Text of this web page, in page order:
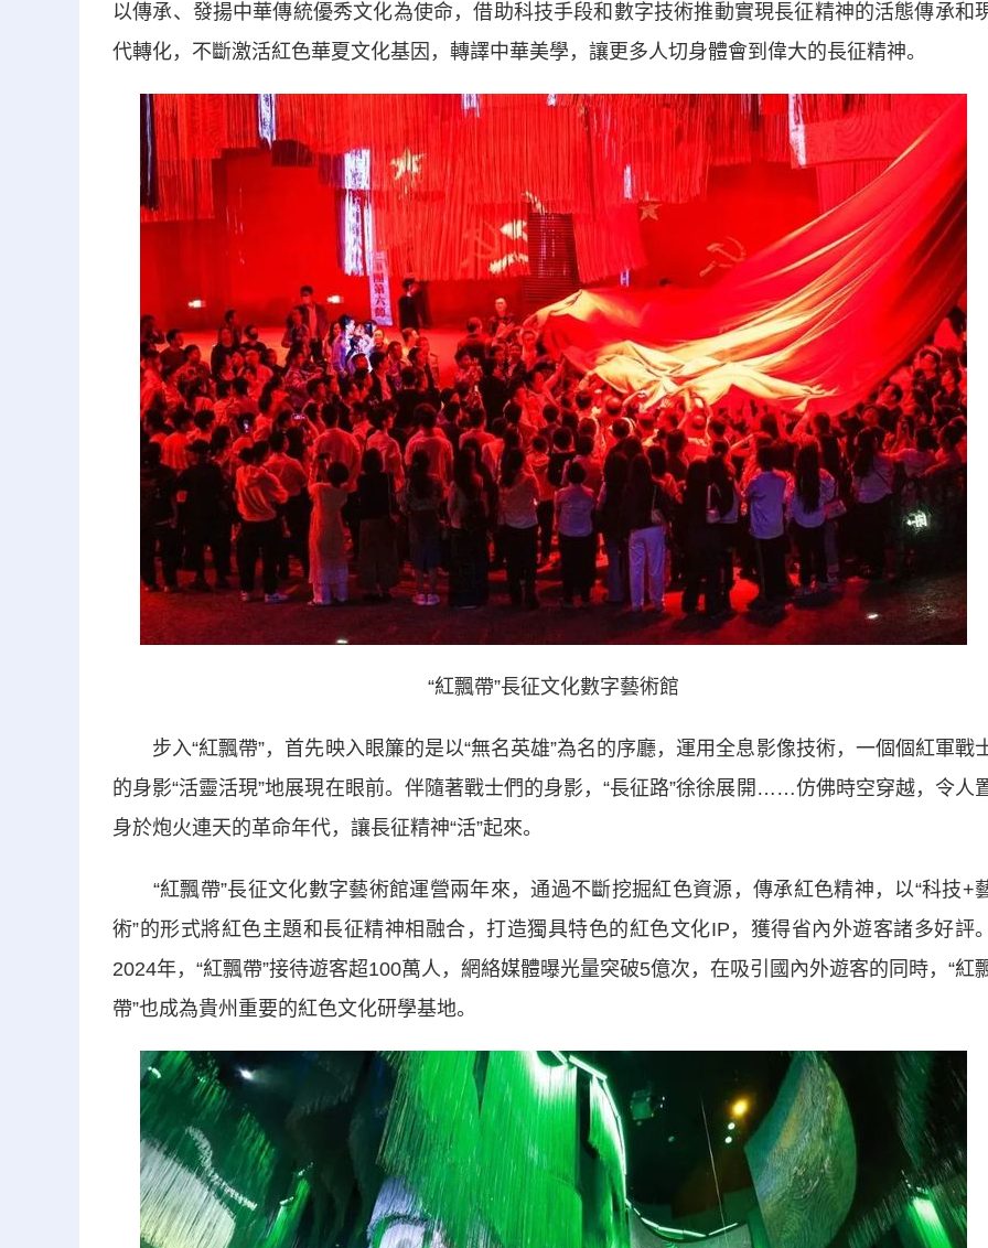
以傳承、發揚中華傳統優秀文化為使命，借助科技手段和數字技術推動實現長征精神的活態傳承和
代轉化，不斷激活紅色華夏文化基因，轉譯中華美學，讓更多人切身體會到偉大的長征精神。
“紅飄帶”長征文化數字藝術館
步入“紅飄帶”，首先映入眼簾的是以“無名英雄”為名的序廳，運用全息影像技術，一個個紅軍戰
的身影“活靈活現”地展現在眼前。伴隨著戰士們的身影，“長征路”徐徐展開……仿佛時空穿越，令人
身於炮火連天的革命年代，讓長征精神“活”起來。
“紅飄帶”長征文化數字藝術館運營兩年來，通過不斷挖掘紅色資源，傳承紅色精神，以“科技+
術”的形式將紅色主題和長征精神相融合，打造獨具特色的紅色文化IP，獲得省內外遊客諸多好評。
2024年，“紅飄帶”接待遊客超100萬人，網絡媒體曝光量突破5億次，在吸引國內外遊客的同時，“紅
帶”也成為貴州重要的紅色文化研學基地。